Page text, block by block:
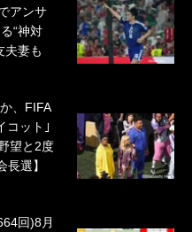
アンサ
“神対
夫妻も
、FIFA
コット｣
望と2度
選】
回)8月